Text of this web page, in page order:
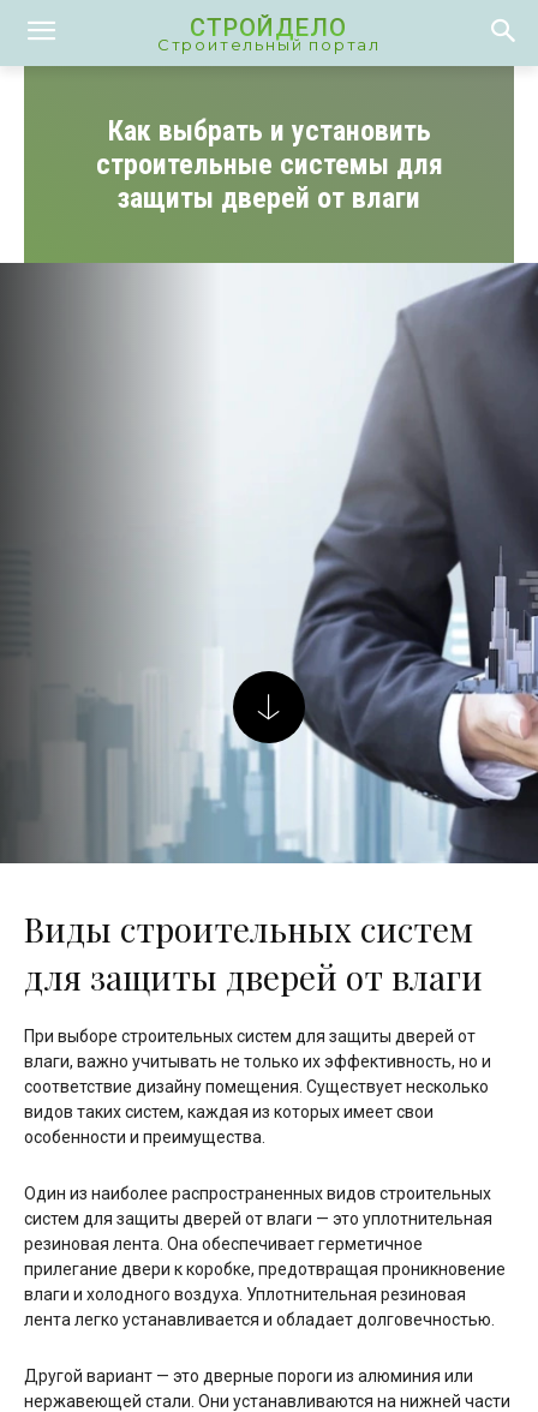
СТРОЙДЕЛО
Строительный портал
Как выбрать и установить
строительные системы для
защиты дверей от влаги
Виды строительных систем
для защиты дверей от влаги
При выборе строительных систем для защиты дверей от
влаги, важно учитывать не только их эффективность, но и
соответствие дизайну помещения. Существует несколько
видов таких систем, каждая из которых имеет свои
особенности и преимущества.
Один из наиболее распространенных видов строительных
систем для защиты дверей от влаги — это уплотнительная
резиновая лента. Она обеспечивает герметичное
прилегание двери к коробке, предотвращая проникновение
влаги и холодного воздуха. Уплотнительная резиновая
лента легко устанавливается и обладает долговечностью.
Другой вариант — это дверные пороги из алюминия или
нержавеющей стали. Они устанавливаются на нижней части